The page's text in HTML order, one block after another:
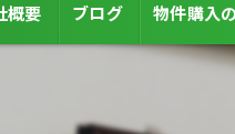
概要 ブログ 物件購入